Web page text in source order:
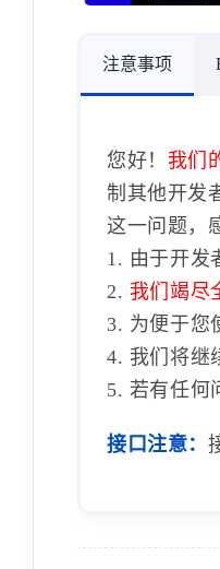
注意事项
您好！ 我们
制其他开发
这一问题，
1. 由于开发
2. 我们竭尽
3. 为便于您
4. 我们将继
5. 若有任何
接口注意：